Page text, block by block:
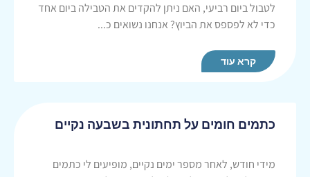
לטבול ביום רביעי, האם ניתן להקדים את הטבילה ביום אחד
כדי לא לפספס את הביוץ? אנחנו נשואים כ...
קרא עוד
כתמים חומים על תחתונית בשבעה נקיים
מידי חודש, לאחר מספר ימים נקיים, מופיעים לי כתמים